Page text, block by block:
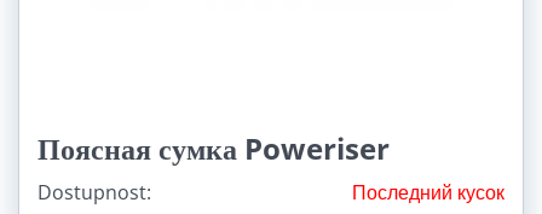
Поясная сумка Poweriser
Dostupnost: Последний кусок